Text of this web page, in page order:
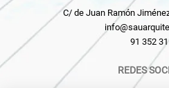
C/ de Juan Ramón
91 352
REDES